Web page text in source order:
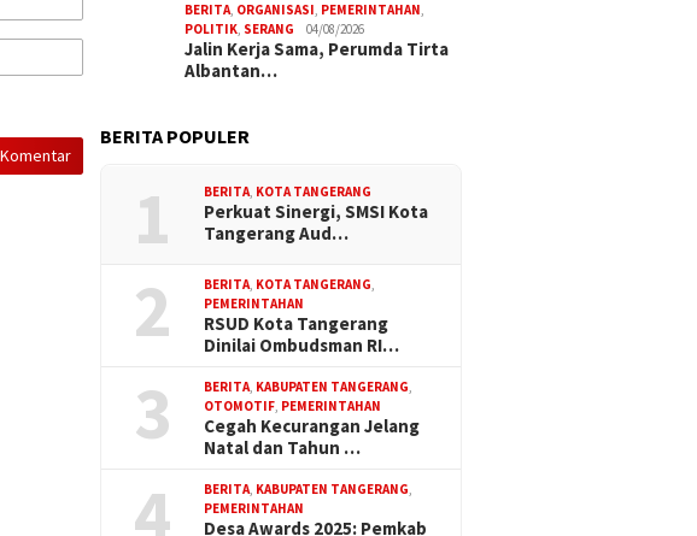
BERITA, ORGANISASI, PEMERINTAHAN,
POLITIK, SERANG 04/08/2026
Jalin Kerja Sama, Perumda Tirta
Albantan…
BERITA POPULER
1 BERITA, KOTA TANGERANG
Perkuat Sinergi, SMSI Kota
Tangerang Aud…
2 BERITA, KOTA TANGERANG,
PEMERINTAHAN
RSUD Kota Tangerang
Dinilai Ombudsman RI…
3 BERITA, KABUPATEN TANGERANG,
OTOMOTIF, PEMERINTAHAN
Cegah Kecurangan Jelang
Natal dan Tahun …
4 BERITA, KABUPATEN TANGERANG,
PEMERINTAHAN
Desa Awards 2025: Pemkab